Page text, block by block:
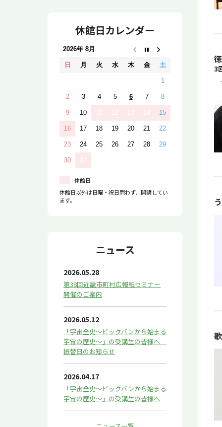
休館日カレンダー
2026年 8月
日 月 火 水 木 金 土
1
2 3 4 5 6 7 8
9 10 15
16 17 18 19 20 21 22
23 24 25 26 27 28 29
30
休館日
休館日以外は日曜・祝日問わず、開講してい
ます。
ニュース
2026.05.28
第38回近畿市町村広報紙セミナー
開催のご案内
2026.05.12
「宇宙全史～ビックバンから始まる
宇宙の歴史～」の受講生の皆様へ
振替日のお知らせ
2026.04.17
「宇宙全史～ビックバンから始まる
宇宙の歴史～」の受講生の皆様へ
3